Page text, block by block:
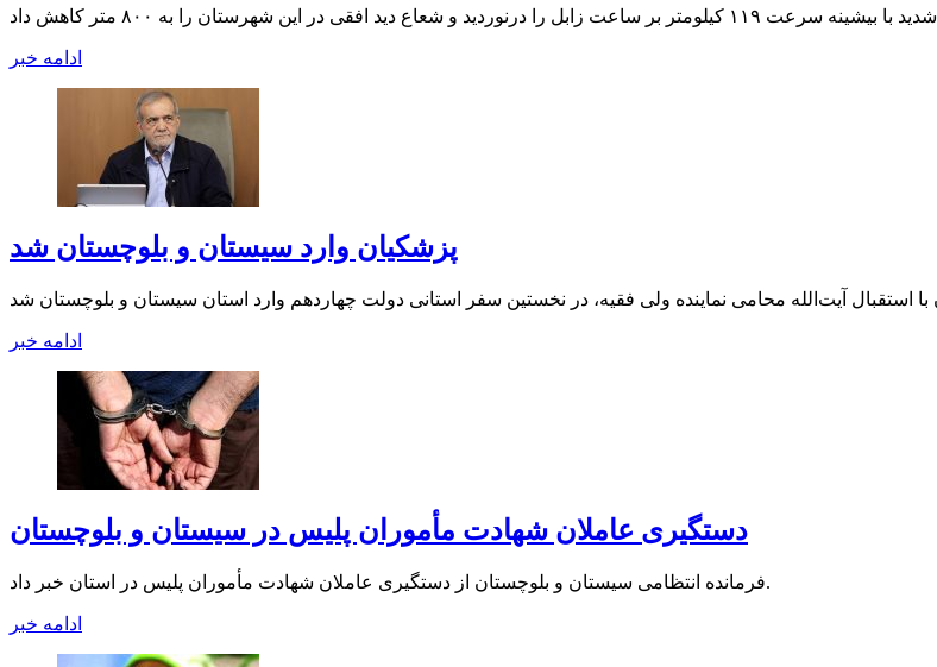
ادامه خبر
پزشکیان وارد سیستان و بلوچستان شد
ادامه خبر
دستگیری عاملان شهادت مأموران پلیس در سیستان و بلوچستان
فرمانده انتظامی سیستان و بلوچستان از دستگیری عاملان شهادت مأموران پلیس در استان خبر داد.
ادامه خبر